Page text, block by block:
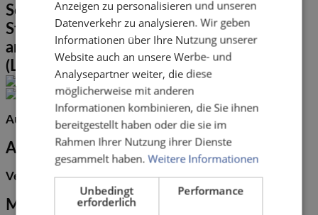
Schnelle, maschinelle Auswertung der
Stimmkarten. Papier als Stimmbeleg
archivierbar.
(Loch-) Markierungskarten
Ausführung:
Als Einzelblatt.
Verarbeitung:
Manuell, Auswertung über optische
Anzeigen zu personalisieren und unseren
Datenverkehr zu analysieren. Wir geben
Informationen über Ihre Nutzung unserer
Website auch an unsere Werbe- und
Analysepartner weiter, die diese
möglicherweise mit anderen
Informationen kombinieren, die Sie ihnen
bereitgestellt haben oder die sie im
Rahmen Ihrer Nutzung ihrer Dienste
gesammelt haben.Weitere Informationen
Unbedingt
erforderlich
Performance